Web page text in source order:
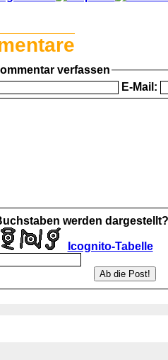
verfassen
E-Mail:
werden dargestellt?
Icognito-Tabelle